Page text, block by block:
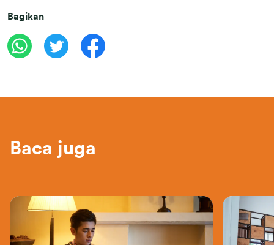
Bagikan
Baca juga